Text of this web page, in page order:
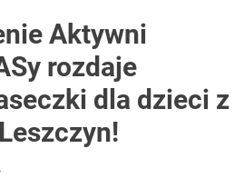
Aktywni
rozdaje
dla dzieci z